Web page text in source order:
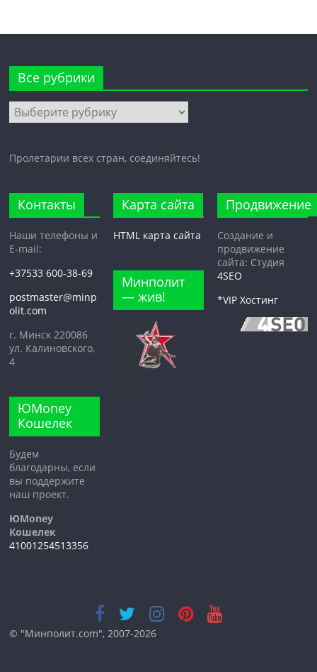
Все рубрики
Все
рубрики
Пролетарии всех стран, соединяйтесь!
Контакты
Наши телефоны и
E-mail:
+37533 600-38-69
postmaster@minp
olit.com
г. Минск 220086
ул. Калиновского,
4
ЮMoney
Кошелек
Будем
благодарны, если
вы поддержите
наш проект.
ЮMoney
Кошелек
41001254513356
Карта сайта
HTML карта сайта
Минполит
— жив!
Продвижение
Создание и
продвижение
сайта: Студия
4SEO
*VIP Хостинг
© "Минполит.com", 2007-2026